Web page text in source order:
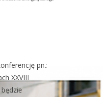
pn.:
XXVIII